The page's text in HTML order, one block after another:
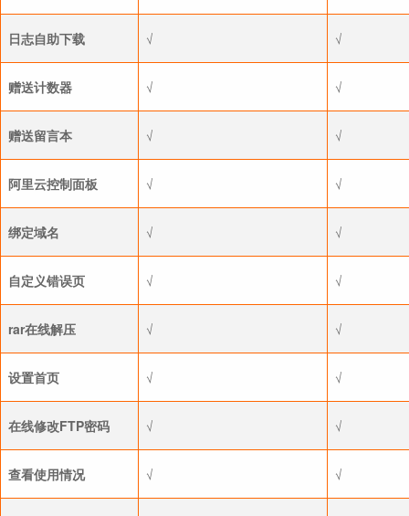
日志自助下载 √ √
赠送计数器 √ √
赠送留言本 √ √
阿里云控制面板 √ √
绑定域名 √ √
自定义错误页 √ √
rar在线解压 √ √
设置首页 √ √
在线修改FTP密码 √ √
查看使用情况 √ √